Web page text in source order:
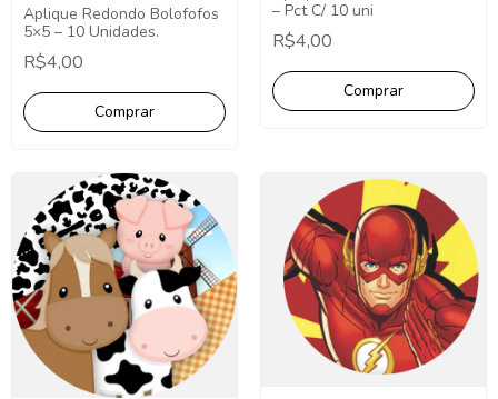
Aplique Redondo Bolofofos
5×5 – 10 Unidades.
R$4,00
– Pct C/ 10 uni
R$4,00